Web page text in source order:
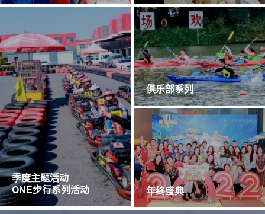
季度主题活动
ONE步行系列活动
俱乐部系列
年终盛典